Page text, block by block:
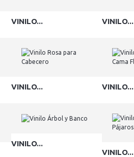
VINILO... VINILO...
VINILO... VINILO...
VINILO...
VINILO...